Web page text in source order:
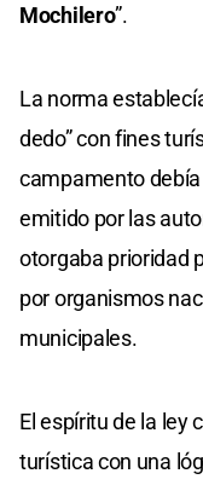
Mochilero”.
La norma
dedo” con fines
campamento
emitido por las
otorgaba prioridad
por organismos
municipales.
El espíritu de la ley
turística con una